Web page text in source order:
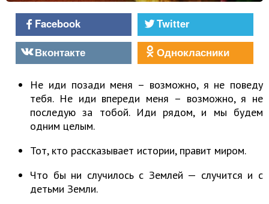
Facebook
Twitter
Вконтакте
Однокласники
Не иди позади меня – возможно, я не поведу
тебя. Не иди впереди меня – возможно, я не
последую за тобой. Иди рядом, и мы будем
одним целым.
Тот, кто рассказывает истории, правит миром.
Что бы ни случилось с Землей — случится и с
детьми Земли.